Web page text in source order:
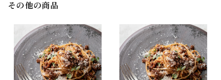
その他の商品